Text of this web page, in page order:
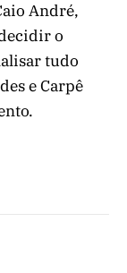
André,
o
tudo
e Carpê